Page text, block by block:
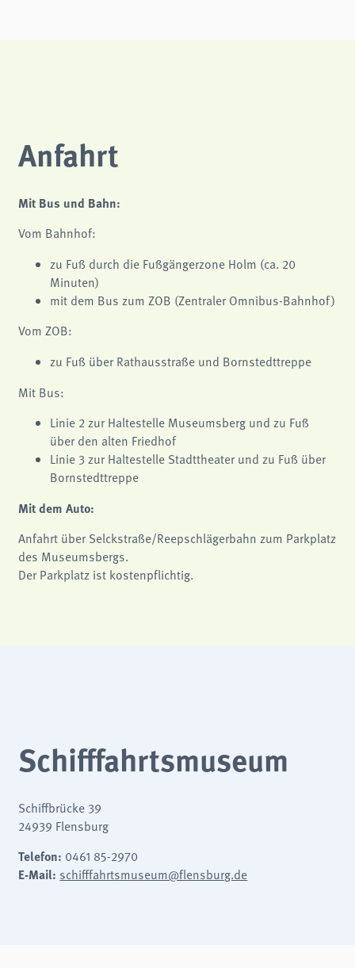
Anfahrt
Mit Bus und Bahn:
Vom Bahnhof:
zu Fuß durch die Fußgängerzone Holm (ca. 20
Minuten)
mit dem Bus zum ZOB (Zentraler Omnibus-Bahnhof)
Vom ZOB:
zu Fuß über Rathausstraße und Bornstedttreppe
Mit Bus:
Linie 2 zur Haltestelle Museumsberg und zu Fuß
über den alten Friedhof
Linie 3 zur Haltestelle Stadttheater und zu Fuß über
Bornstedttreppe
Mit dem Auto:
Anfahrt über Selckstraße/Reepschlägerbahn zum Parkplatz
des Museumsbergs.
Der Parkplatz ist kostenpflichtig.
Schifffahrtsmuseum
Schiffbrücke 39
24939 Flensburg
Telefon: 0461 85-2970
E-Mail: schifffahrtsmuseum@flensburg.de